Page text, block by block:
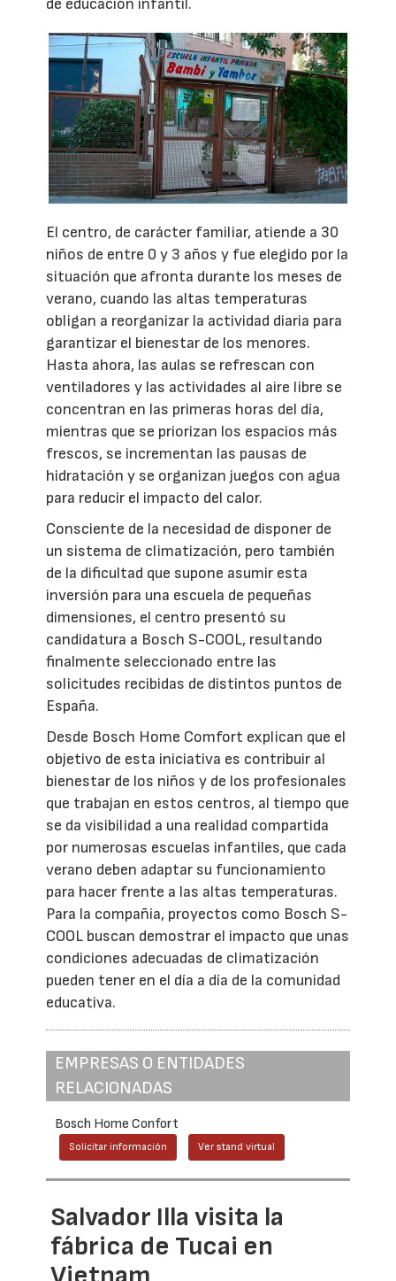
de educación infantil.
El centro, de carácter familiar, atiende a 30
niños de entre 0 y 3 años y fue elegido por la
situación que afronta durante los meses de
verano, cuando las altas temperaturas
obligan a reorganizar la actividad diaria para
garantizar el bienestar de los menores.
Hasta ahora, las aulas se refrescan con
ventiladores y las actividades al aire libre se
concentran en las primeras horas del día,
mientras que se priorizan los espacios más
frescos, se incrementan las pausas de
hidratación y se organizan juegos con agua
para reducir el impacto del calor.
Consciente de la necesidad de disponer de
un sistema de climatización, pero también
de la dificultad que supone asumir esta
inversión para una escuela de pequeñas
dimensiones, el centro presentó su
candidatura a Bosch S-COOL, resultando
finalmente seleccionado entre las
solicitudes recibidas de distintos puntos de
España.
Desde Bosch Home Comfort explican que el
objetivo de esta iniciativa es contribuir al
bienestar de los niños y de los profesionales
que trabajan en estos centros, al tiempo que
se da visibilidad a una realidad compartida
por numerosas escuelas infantiles, que cada
verano deben adaptar su funcionamiento
para hacer frente a las altas temperaturas.
Para la compañía, proyectos como Bosch S-
COOL buscan demostrar el impacto que unas
condiciones adecuadas de climatización
pueden tener en el día a día de la comunidad
educativa.
EMPRESAS O ENTIDADES
RELACIONADAS
Bosch Home Confort
Solicitar información Ver stand virtual
Salvador Illa visita la
fábrica de Tucai en